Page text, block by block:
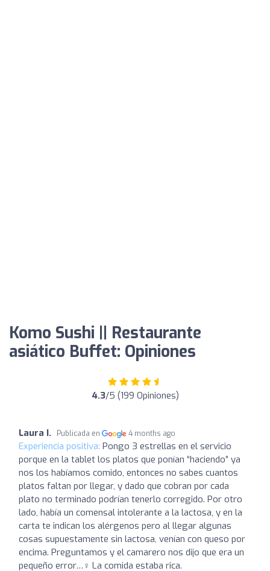
Komo Sushi || Restaurante
asiático Buffet: Opiniones
4.3/5 (199 Opiniones)
Laura I. Publicada en 4 months ago
Experiencia positiva: Pongo 3 estrellas en el servicio
porque en la tablet los platos que ponían “haciendo” ya
nos los habíamos comido, entonces no sabes cuantos
platos faltan por llegar, y dado que cobran por cada
plato no terminado podrían tenerlo corregido. Por otro
lado, había un comensal intolerante a la lactosa, y en la
carta te indican los alérgenos pero al llegar algunas
cosas supuestamente sin lactosa, venían con queso por
encima. Preguntamos y el camarero nos dijo que era un
pequeño error…‍♀️ La comida estaba rica.